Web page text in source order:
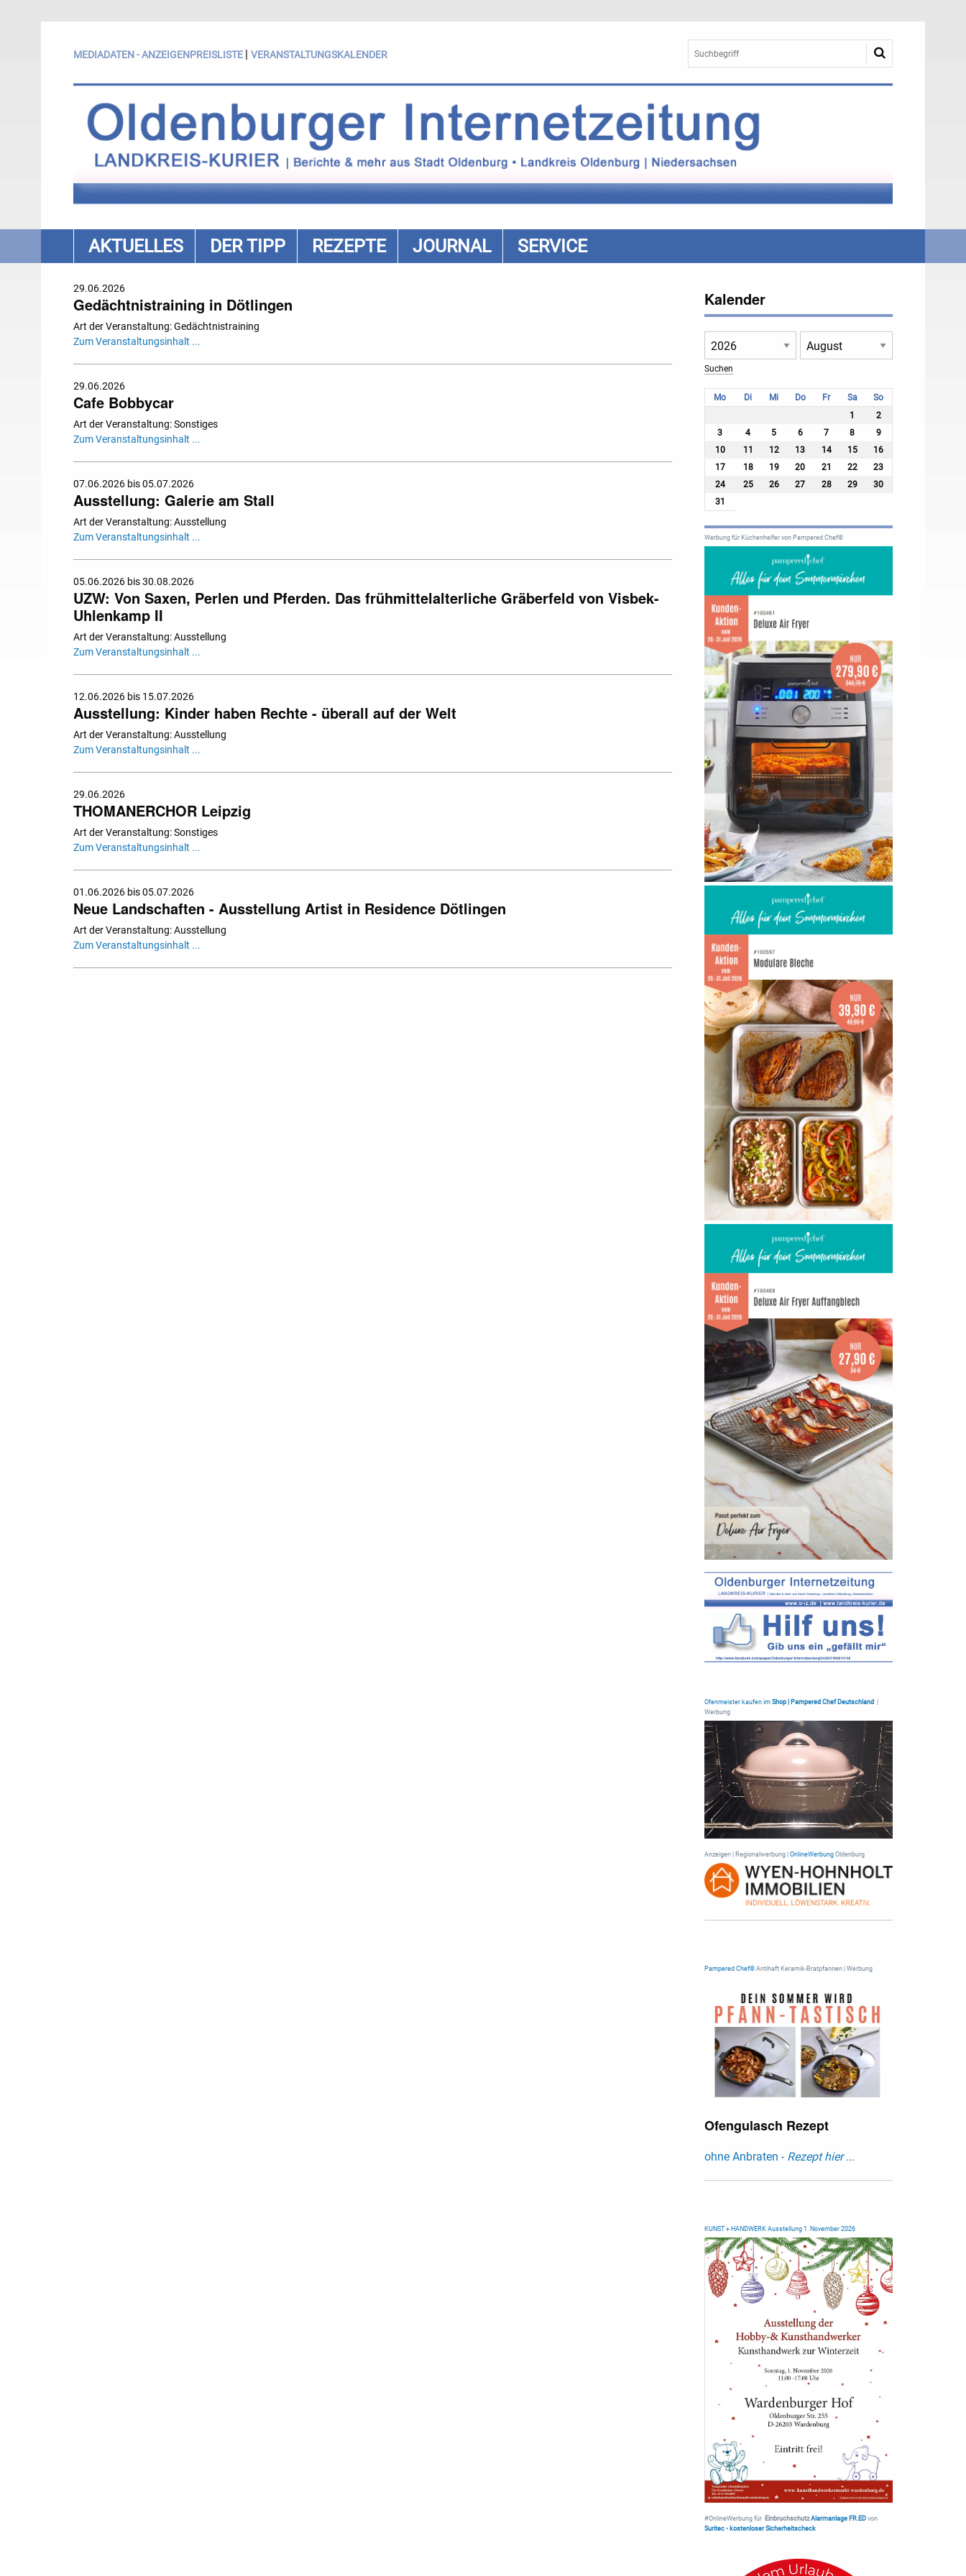
MEDIADATEN - ANZEIGENPREISLISTE | VERANSTALTUNGSKALENDER
AKTUELLES DER TIPP REZEPTE JOURNAL SERVICE
29.06.2026
Gedächtnistraining in Dötlingen
Art der Veranstaltung: Gedächtnistraining
Zum Veranstaltungsinhalt ...
29.06.2026
Cafe Bobbycar
Art der Veranstaltung: Sonstiges
Zum Veranstaltungsinhalt ...
07.06.2026 bis 05.07.2026
Ausstellung: Galerie am Stall
Art der Veranstaltung: Ausstellung
Zum Veranstaltungsinhalt ...
05.06.2026 bis 30.08.2026
UZW: Von Saxen, Perlen und Pferden. Das frühmittelalterliche Gräberfeld von Visbek-
Uhlenkamp II
Art der Veranstaltung: Ausstellung
Zum Veranstaltungsinhalt ...
12.06.2026 bis 15.07.2026
Ausstellung: Kinder haben Rechte - überall auf der Welt
Art der Veranstaltung: Ausstellung
Zum Veranstaltungsinhalt ...
29.06.2026
THOMANERCHOR Leipzig
Art der Veranstaltung: Sonstiges
Zum Veranstaltungsinhalt ...
01.06.2026 bis 05.07.2026
Neue Landschaften - Ausstellung Artist in Residence Dötlingen
Art der Veranstaltung: Ausstellung
Zum Veranstaltungsinhalt ...
Kalender
Mo Di Mi Do Fr Sa
So
1
2
3
4 5 6 7 8
9
10
11 12 13 14 15
16
17
18 19 20 21 22
23
24
25 26 27 28 29
30
31
Werbung für Küchenhelfer von Pampered Chef®
Ofenmeister kaufen im Shop | Pampered Chef Deutschland
Werbung
Anzeigen | Regionalwerbung | OnlineWerbungOldenburg
Pampered Chef®Antihaft Keramik-Bratpfannen | Werbung
Ofengulasch Rezept
ohne Anbraten - Rezept hier ...
KUNST + HANDWERK Ausstellung 1. November 2026
#OnlineWerbung für Einbruchschutz Alarmanlage FR.ED von
Suritec• kostenloser Sicherheitscheck